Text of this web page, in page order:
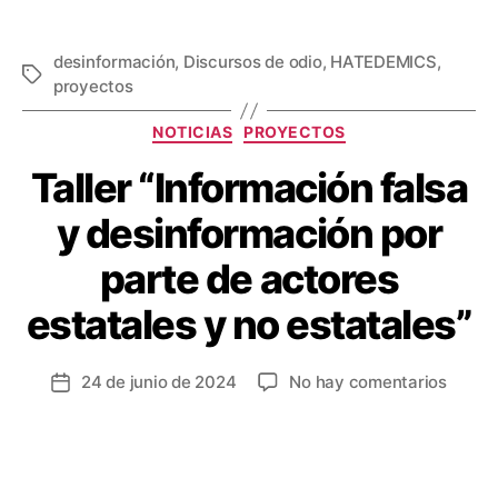
desinformación, Discursos de odio, HATEDEMICS,
proyectos
NOTICIAS PROYECTOS
Taller “Información falsa
y desinformación por
parte de actores
estatales y no estatales”
24 de junio de 2024 No hay comentarios